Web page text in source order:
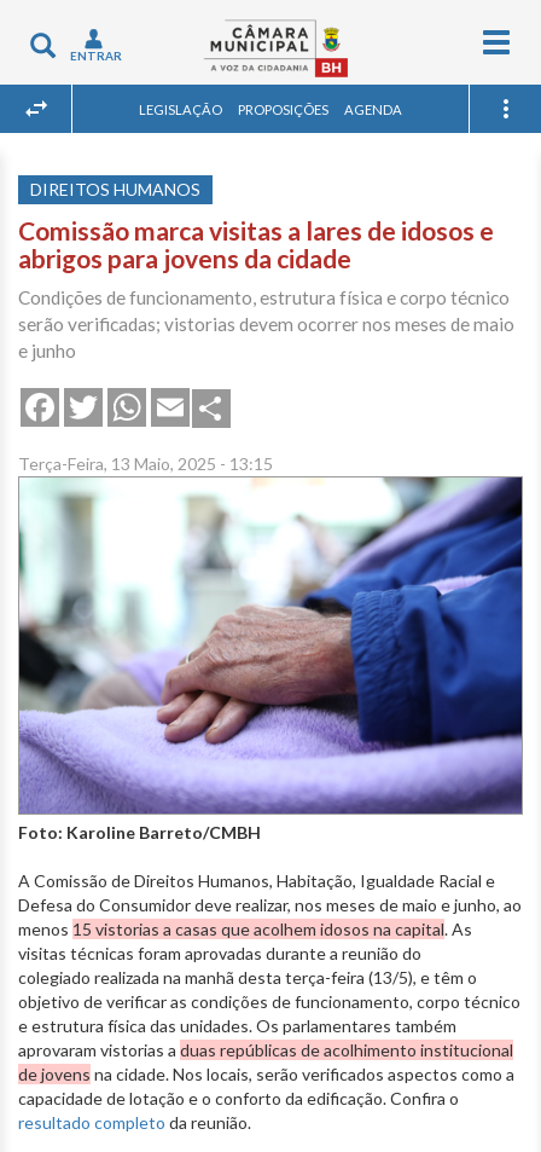
Toggle
navigation
ENTRAR
LEGISLAÇÃO PROPOSIÇÕES AGENDA
DIREITOS HUMANOS
Comissão marca visitas a lares de idosos e
abrigos para jovens da cidade
Condições de funcionamento, estrutura física e corpo técnico
serão verificadas; vistorias devem ocorrer nos meses de maio
e junho
FacebookTwitterWhatsApp
Email
Terça-Feira, 13 Maio, 2025 - 13:15
Foto: Karoline Barreto/CMBH
A Comissão de Direitos Humanos, Habitação, Igualdade Racial e
Defesa do Consumidor deve realizar, nos meses de maio e junho, ao
menos 15 vistorias a casas que acolhem idosos na capital. As
visitas técnicas foram aprovadas durante a reunião do
colegiado realizada na manhã desta terça-feira (13/5), e têm o
objetivo de verificar as condições de funcionamento, corpo técnico
e estrutura física das unidades. Os parlamentares também
aprovaram vistorias a duas repúblicas de acolhimento institucional
de jovens na cidade. Nos locais, serão verificados aspectos como a
capacidade de lotação e o conforto da edificação. Confira o
resultado completo da reunião.